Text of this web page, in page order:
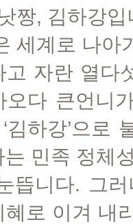
짱, 김하강
세계로 나아
자란 열다
오다 큰언니
김하강’으로
민족 정체
뜹니다. 그
혜로 이겨 내